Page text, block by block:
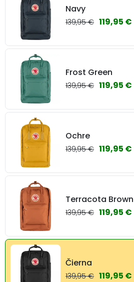
Navy
139,95 € 119,95 €
Frost Green
139,95 € 119,95 €
Ochre
139,95 € 119,95 €
Terracota Brown
139,95 € 119,95 €
Čierna
139,95 € 119,95 €